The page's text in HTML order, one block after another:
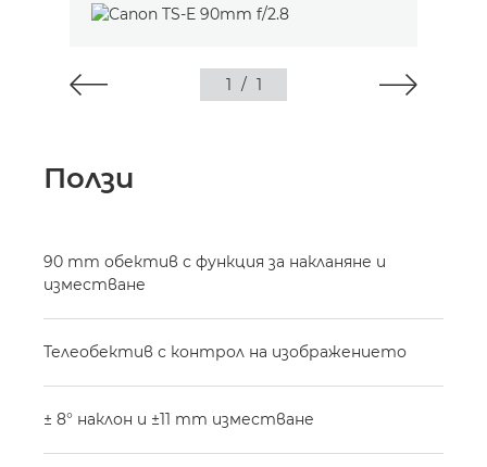
1 / 1
Ползи
90 mm обектив с функция за накланяне и
изместване
Телеобектив с контрол на изображението
± 8° наклон и ±11 mm изместване